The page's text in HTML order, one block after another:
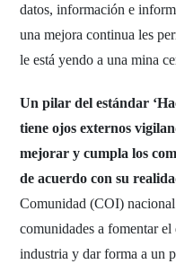
datos, información e
una mejora continua les
le está yendo a una mina
Un pilar del estándar
tiene ojos externos
mejorar y cumpla los
de acuerdo con su
Comunidad (COI)
comunidades a fomentar
industria y dar forma a un